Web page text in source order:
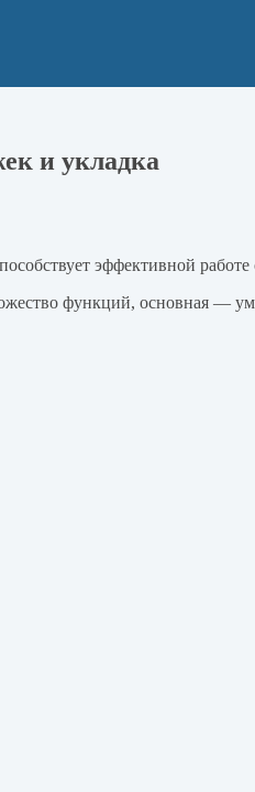
и укладка
эффективной
функций, основная —